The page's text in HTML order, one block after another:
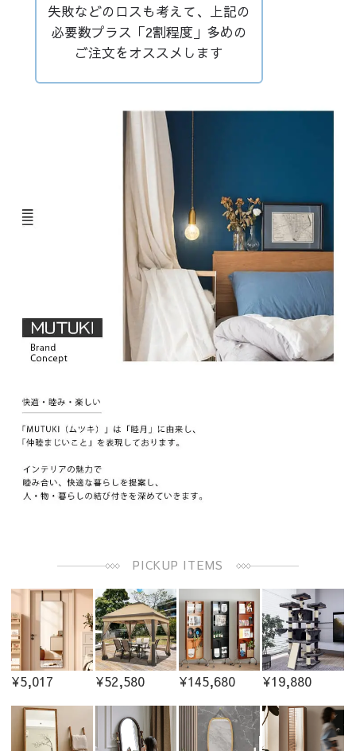
失敗などのロスも考えて、上記の
必要数プラス「2割程度」多めの
ご注文をオススメします
PICKUP ITEMS
¥5,017 ¥52,580 ¥145,680 ¥19,880